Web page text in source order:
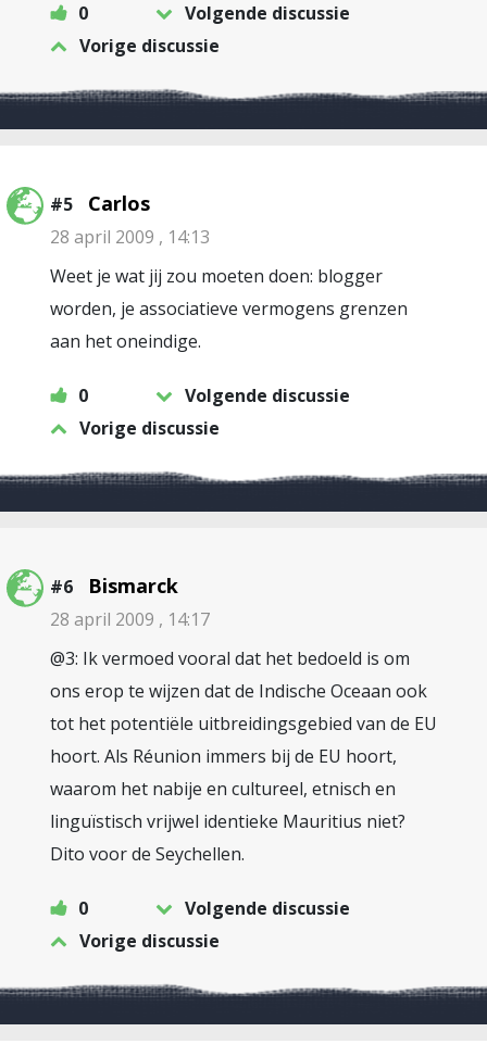
0
Volgende discussie
Vorige discussie
#5 Carlos
28 april 2009 , 14:13
Weet je wat jij zou moeten doen: blogger
worden, je associatieve vermogens grenzen
aan het oneindige.
0
Volgende discussie
Vorige discussie
#6 Bismarck
28 april 2009 , 14:17
@3: Ik vermoed vooral dat het bedoeld is om
ons erop te wijzen dat de Indische Oceaan ook
tot het potentiële uitbreidingsgebied van de EU
hoort. Als Réunion immers bij de EU hoort,
waarom het nabije en cultureel, etnisch en
linguïstisch vrijwel identieke Mauritius niet?
Dito voor de Seychellen.
0
Volgende discussie
Vorige discussie